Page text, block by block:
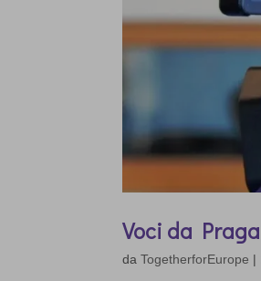
Voci da
daTogetherforEurope |